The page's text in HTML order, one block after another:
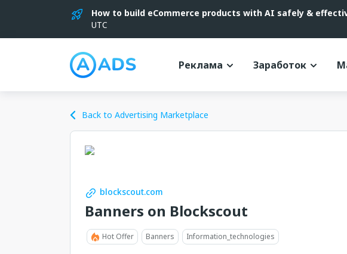
How to build eCommerce products with AI safely &
UTC
Реклама Заработок
Back to Advertising Marketplace
blockscout.com
Banners on Blockscout
Hot Offer Banners Information_technologies